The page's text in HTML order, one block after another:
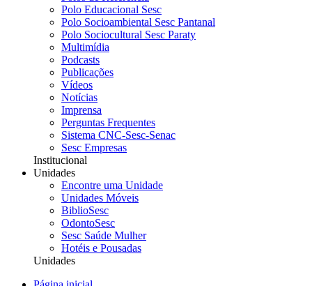
Polo Educacional Sesc
Polo Socioambiental Sesc Pantanal
Polo Sociocultural Sesc Paraty
Multimídia
Podcasts
Publicações
Vídeos
Notícias
Imprensa
Perguntas Frequentes
Sistema CNC-Sesc-Senac
Sesc Empresas
Institucional
Unidades
Encontre uma Unidade
Unidades Móveis
BiblioSesc
OdontoSesc
Sesc Saúde Mulher
Hotéis e Pousadas
Unidades